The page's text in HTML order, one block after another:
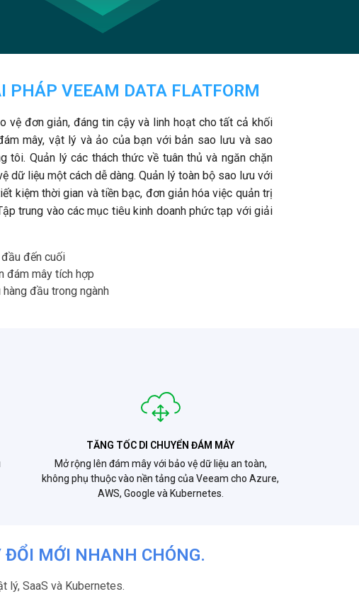
PHÁP VEEAM DATA FLATFORM
vệ đơn giản, đáng tin cậy và linh hoạt cho tất cả khối
mây, vật lý và ảo của bạn với bản sao lưu và sao
tôi. Quản lý các thách thức về tuân thủ và ngăn chặn
dữ liệu một cách dễ dàng. Quản lý toàn bộ sao lưu với
kiệm thời gian và tiền bạc, đơn giản hóa việc quản trị
trung vào các mục tiêu kinh doanh phức tạp với giải
đến cuối
đám mây tích hợp
đầu trong ngành
TĂNG TỐC DI CHUYỂN ĐÁM MÂY
Mở rộng lên đám mây với bảo vệ dữ liệu an toàn,
không phụ thuộc vào nền tảng của Veeam cho Azure,
AWS, Google và Kubernetes.
ĐỔI MỚI NHANH CHÓNG.
lý, SaaS và Kubernetes.